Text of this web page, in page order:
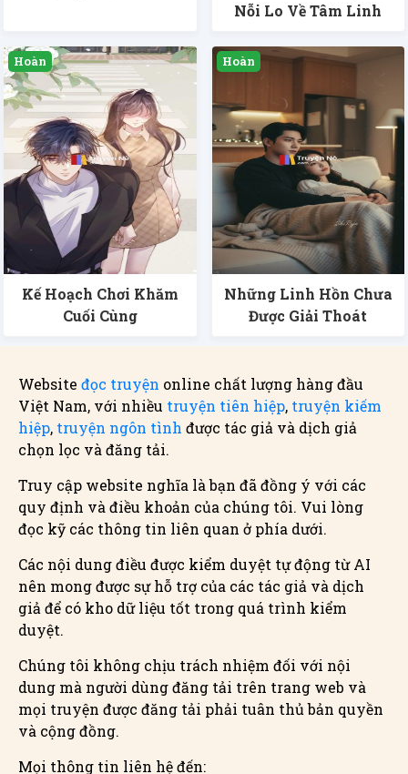
Nỗi Lo Về Tâm Linh
Kế Hoạch Chơi Khăm
Cuối Cùng
Những Linh Hồn Chưa
Được Giải Thoát
Website đọc truyện online chất lượng hàng đầu
Việt Nam, với nhiều truyện tiên hiệp, truyện kiếm
hiệp, truyện ngôn tình được tác giả và dịch giả
chọn lọc và đăng tải.
Truy cập website nghĩa là bạn đã đồng ý với các
quy định và điều khoản của chúng tôi. Vui lòng
đọc kỹ các thông tin liên quan ở phía dưới.
Các nội dung điều được kiểm duyệt tự động từ AI
nên mong được sự hỗ trợ của các tác giả và dịch
giả để có kho dữ liệu tốt trong quá trình kiểm
duyệt.
Chúng tôi không chịu trách nhiệm đối với nội
dung mà người dùng đăng tải trên trang web và
mọi truyện được đăng tải phải tuân thủ bản quyền
và cộng đồng.
Mọi thông tin liên hệ đến: